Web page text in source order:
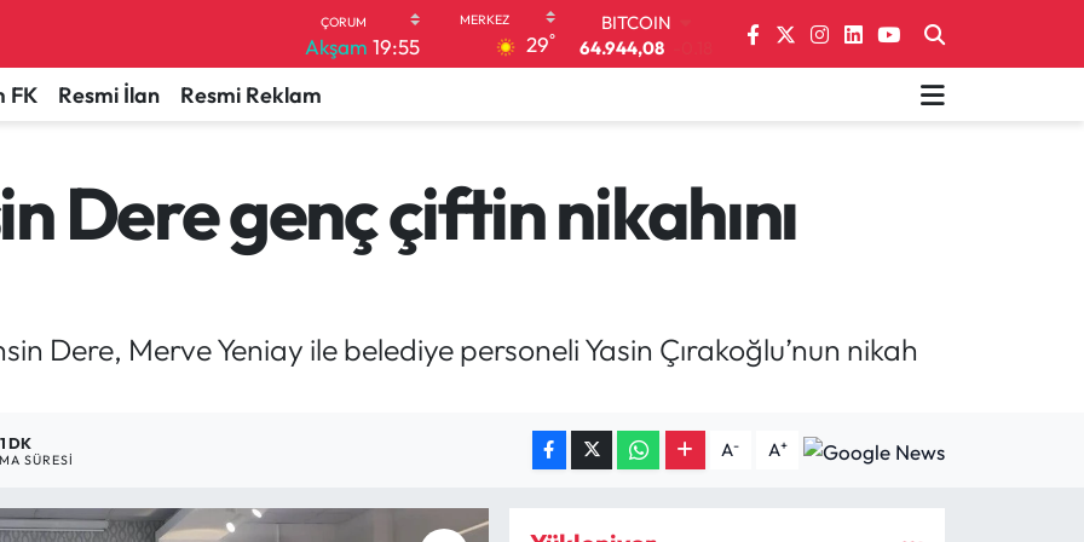
Akşam 19:55 29°
64.944,08
DOLAR
47,7436 0.18
GRAM ALTIN
6660.55 0.03
BİST100
FK Resmi İlan Resmi Reklam
Dere genç çiftin nikahını
Dere, Merve Yeniay ile belediye personeli Yasin Çırakoğlu’nun nikah
1 DK
SÜRESI A- A+